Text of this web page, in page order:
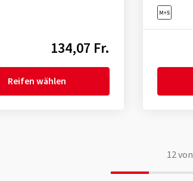
134,07 Fr.
Reifen wählen
12von